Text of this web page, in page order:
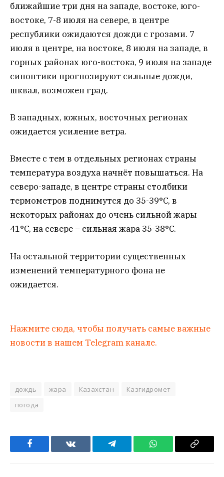
ближайшие три дня на западе, востоке, юго-
востоке, 7-8 июля на севере, в центре
республики ожидаются дожди с грозами. 7
июля в центре, на востоке, 8 июля на западе, в
горных районах юго-востока, 9 июля на западе
синоптики прогнозируют сильные дожди,
шквал, возможен град.
В западных, южных, восточных регионах
ожидается усиление ветра.
Вместе с тем в отдельных регионах страны
температура воздуха начнёт повышаться. На
северо-западе, в центре страны столбики
термометров поднимутся до 35-39°C, в
некоторых районах до очень сильной жары
41°C, на севере – сильная жара 35-38°C.
На остальной территории существенных
изменений температурного фона не
ожидается.
Нажмите сюда, чтобы получать самые важные
новости в нашем Telegram канале.
дождь жара Казахстан
Казгидромет
погода
Facebook VKontakteTelegram WhatsApp Copy